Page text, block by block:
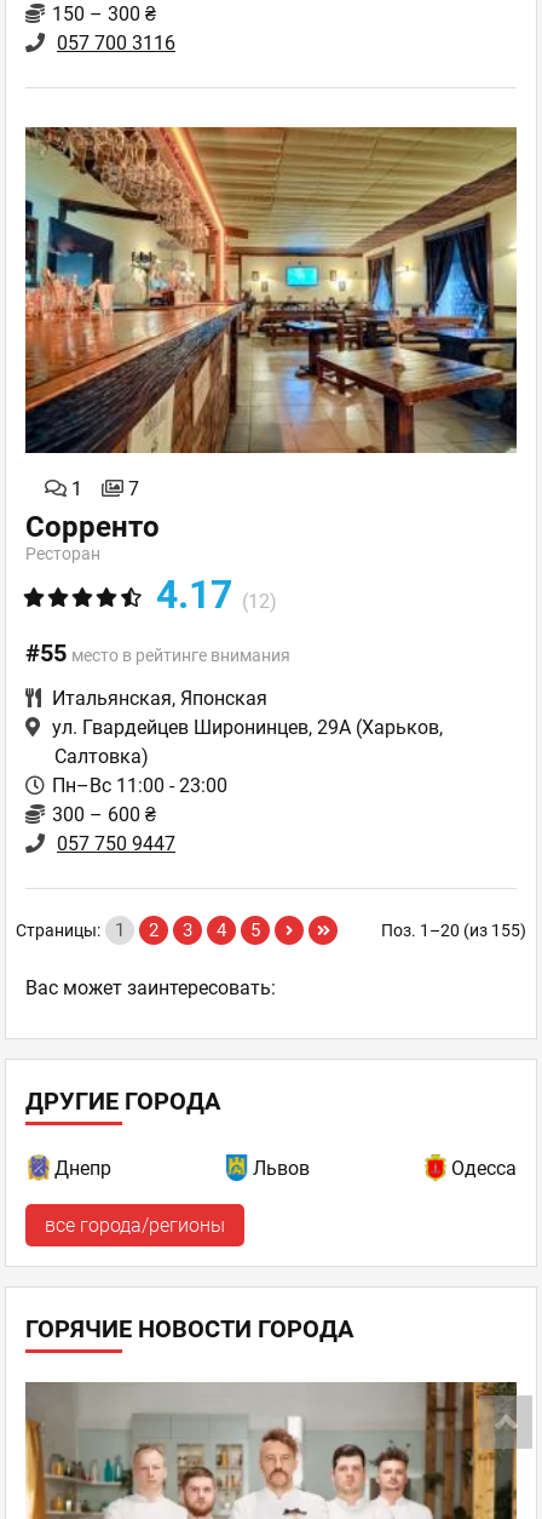
150 – 300 ₴
057 700 3116
1 7
Сорренто
Ресторан
4.17 (12)
#55 место в рейтинге внимания
Итальянская, Японская
ул. Гвардейцев Широнинцев, 29А (Харьков,
Салтовка)
Пн–Вс 11:00 - 23:00
300 – 600 ₴
057 750 9447
Поз. 1–20 (из 155)
Страницы: 1 2 3 4 5
Ваc может заинтересовать:
ДРУГИЕ ГОРОДА
Днепр Львов Одесса
все города/регионы
ГОРЯЧИЕ НОВОСТИ ГОРОДА